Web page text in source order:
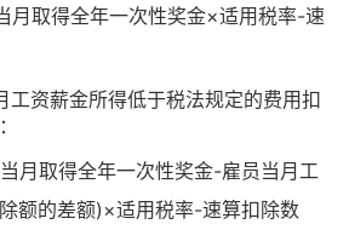
月取得全年一次性奖金×适用税率-速
工资薪金所得低于税法规定的费用扣
月取得全年一次性奖金-雇员当月工
额的差额)×适用税率-速算扣除数